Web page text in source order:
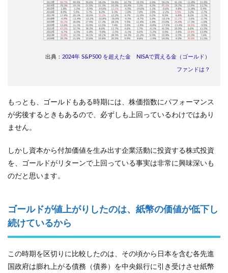
出典： 2024年 S&P500 を超えた金 NISAで買える金（ゴールド）
ファンドは？
もっとも、ゴールドもある時期には、株価指数にパフォーマンス
が劣後するときもあるので、必ずしも上回っているわけではあり
ません。
しかし資本から付加価値を生み出す企業活動に投資する株式投資
を、ゴールドがリターンで上回っている事実は非常に興味深いも
のだと思います。
ゴールドが値上がりしたのは、紙幣の価値が低下し
続けているから
この時期を区切りに比較したのは、その頃から日本を含む各先進
国政府は膨れ上がる債務（債券）を中央銀行に引き受けさせ紙幣